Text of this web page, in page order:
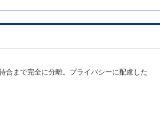
合まで完全に分離。プライバシーに配慮した